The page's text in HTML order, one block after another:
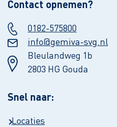
Contact opnemen?
0182-575800
info@gemiva-svg.nl
Bleulandweg 1b
2803 HG Gouda
Snel naar:
Locaties